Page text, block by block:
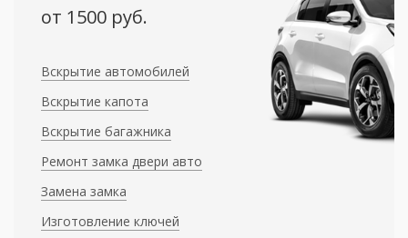
от 1500 руб.
Вскрытие автомобилей
Вскрытие капота
Вскрытие багажника
Ремонт замка двери авто
Замена замка
Изготовление ключей